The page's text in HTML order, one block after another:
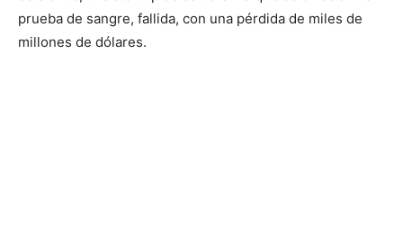
prueba de sangre, fallida, con una pérdida de miles de
millones de dólares.